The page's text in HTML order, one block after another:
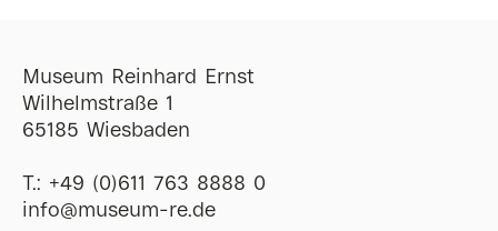
Museum Reinhard Ernst
Wilhelmstraße 1
65185 Wiesbaden
T.: +49 (0)611 763 8888 0
ofni@museum-re de